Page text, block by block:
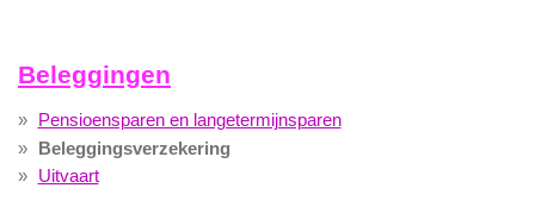
Beleggingen
Pensioensparen en langetermijnsparen
Beleggingsverzekering
Uitvaart